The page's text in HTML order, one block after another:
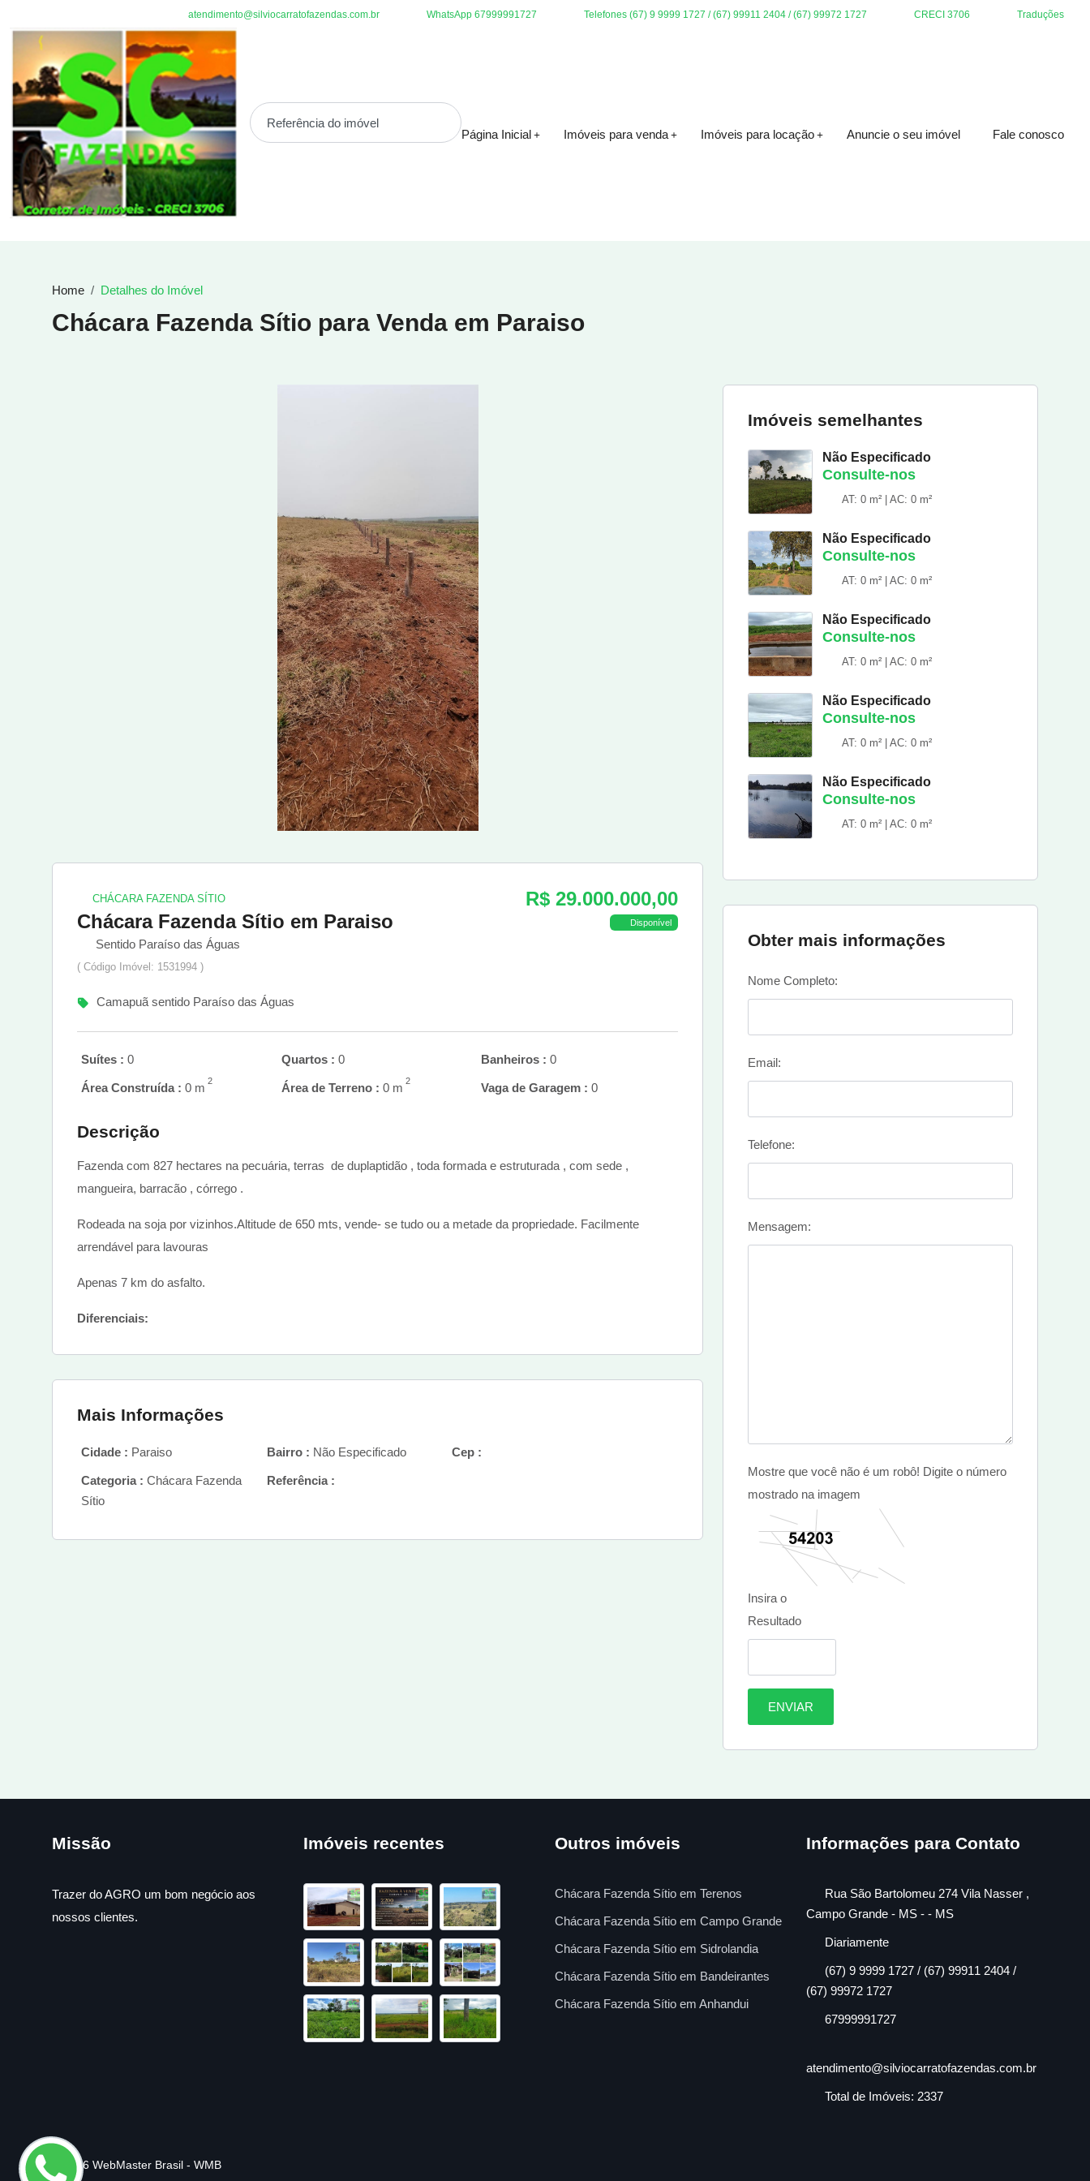
atendimento@silviocarratofazendas.com.br WhatsApp 67999991727 Telefones (67) 9 9999 1727 / (67) 99911 2404 / (67) 99972 1727 CRECI 3706 Traduções
Página Inicial Imóveis para venda Imóveis para locação Anuncie o seu imóvel Fale conosco
Home Detalhes do Imóvel
Chácara Fazenda Sítio para Venda em Paraiso
CHÁCARA FAZENDA SÍTIO
Chácara Fazenda Sítio em Paraiso
Sentido Paraíso das Águas
( Código Imóvel: 1531994 )
R$ 29.000.000,00
Disponível
Camapuã sentido Paraíso das Águas
Suítes : 0 Quartos : 0 Banheiros : 0
Área Construída : 0 m 2 Área de Terreno : 0 m 2 Vaga de Garagem : 0
Descrição
Fazenda com 827 hectares na pecuária, terras de duplaptidão , toda formada e estruturada , com sede ,
mangueira, barracão , córrego .
Rodeada na soja por vizinhos.Altitude de 650 mts, vende- se tudo ou a metade da propriedade. Facilmente
arrendável para lavouras
Apenas 7 km do asfalto.
Diferenciais:
Mais Informações
Cidade : Paraiso Bairro : Não Especificado Cep :
Categoria : Chácara Fazenda
Sítio
Referência :
Imóveis semelhantes
Não Especificado
Consulte-nos
AT: 0 m² | AC: 0 m²
Não Especificado
Consulte-nos
AT: 0 m² | AC: 0 m²
Não Especificado
Consulte-nos
AT: 0 m² | AC: 0 m²
Não Especificado
Consulte-nos
AT: 0 m² | AC: 0 m²
Não Especificado
Consulte-nos
AT: 0 m² | AC: 0 m²
Obter mais informações
Nome Completo:
Email:
Telefone:
Mensagem:
Mostre que você não é um robô! Digite o número
mostrado na imagem
Insira o
Resultado
ENVIAR
Missão
Trazer do AGRO um bom negócio aos
nossos clientes.
Imóveis recentes Outros imóveis
Chácara Fazenda Sítio em Terenos
Chácara Fazenda Sítio em Campo Grande
Chácara Fazenda Sítio em Sidrolandia
Chácara Fazenda Sítio em Bandeirantes
Chácara Fazenda Sítio em Anhandui
Informações para Contato
Rua São Bartolomeu 274 Vila Nasser ,
Campo Grande - MS - - MS
Diariamente
(67) 9 9999 1727 / (67) 99911 2404 /
(67) 99972 1727
67999991727
atendimento@silviocarratofazendas.com.br
Total de Imóveis: 2337
© 2026 WebMaster Brasil - WMB